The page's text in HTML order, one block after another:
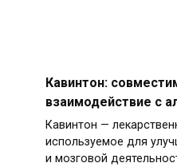
Кавинтон:
взаимодействие с
Кавинтон —
используемое для
и мозговой